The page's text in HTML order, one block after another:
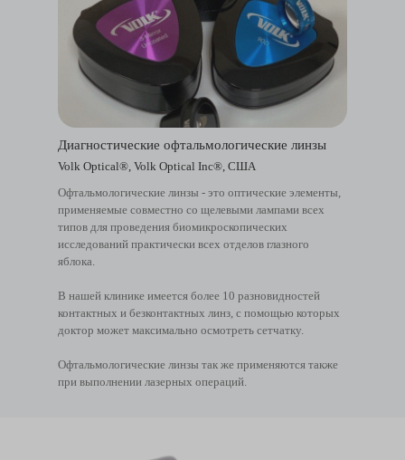
Диагностические офтальмологические линзы
Volk Optical®, Volk Optical Inc®, США
Офтальмологические линзы - это оптические элементы,
применяемые совместно со щелевыми лампами всех
типов для проведения биомикроскопических
исследований практически всех отделов глазного
яблока.
В нашей клинике имеется более 10 разновидностей
контактных и безконтактных линз, с помощью которых
доктор может максимально осмотреть сетчатку.
Офтальмологические линзы так же применяются также
при выполнении лазерных операций.